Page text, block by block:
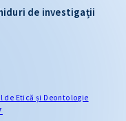
de investigații
de Etică și Deontologie